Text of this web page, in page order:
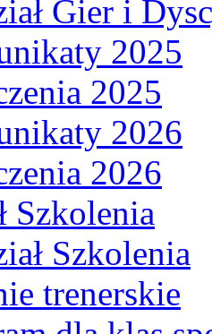
Gier i
2025
2025
2026
2026
Szkolenia
Szkolenia
trenerskie